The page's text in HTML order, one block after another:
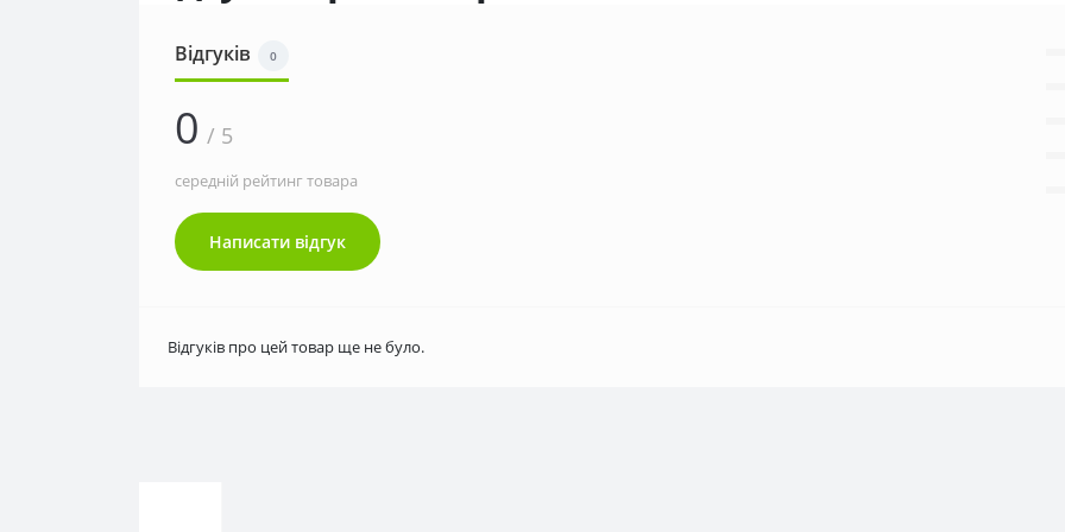
Відгуків 0
0 / 5
середній рейтинг товара
Написати відгук
Відгуків про цей товар ще не було.